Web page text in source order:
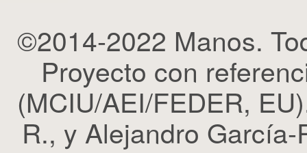
©2014-2022 Manos.
Proyecto con
(MCIU/AEI/FEDER,
R., y Alejandro